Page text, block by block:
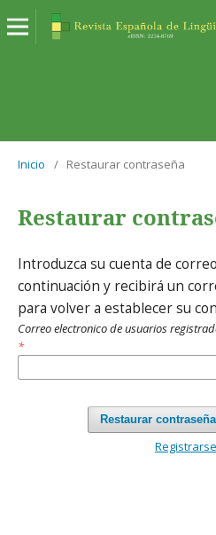
Inicio / Restaurar contraseña
Restaurar
Introduzca su cuenta de
continuación y recibirá un
para volver a establecer su
Correo electronico de usuarios
*
Restaurar contraseña
Registrarse